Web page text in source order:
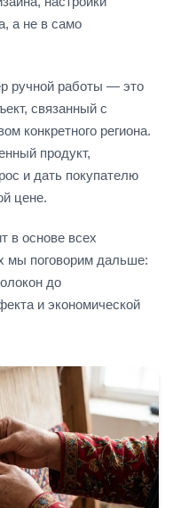
а не в само
ручной работы — это
связанный с
конкретного региона.
продукт,
и дать покупателю
цене.
в основе всех
мы поговорим дальше:
до
и экономической